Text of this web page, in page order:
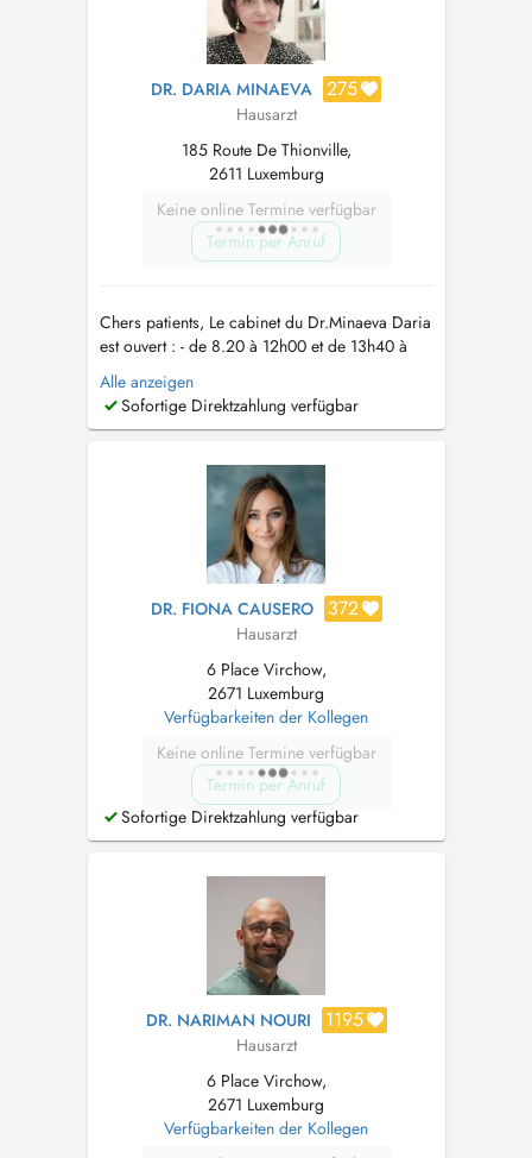
DR. DARIA MINAEVA 275
Hausarzt
185 Route De Thionville,
2611 Luxemburg
Keine online Termine verfügbar
Termin per Anruf
Chers patients, Le cabinet du Dr.Minaeva Daria
est ouvert : - de 8.20 à 12h00 et de 13h40 à
18.00 du lundi au jeudi - de 8h00 à 12h00 et
de 13h40 à 17h00 le vendredi - Pas de
consultation le samedi - pas de video -
Vous pouvez prendre r...
Alle anzeigen
Sofortige Direktzahlung verfügbar
DR. FIONA CAUSERO 372
Hausarzt
6 Place Virchow,
2671 Luxemburg
Verfügbarkeiten der Kollegen
Keine online Termine verfügbar
Termin per Anruf
Sofortige Direktzahlung verfügbar
DR. NARIMAN NOURI 1195
Hausarzt
6 Place Virchow,
2671 Luxemburg
Verfügbarkeiten der Kollegen